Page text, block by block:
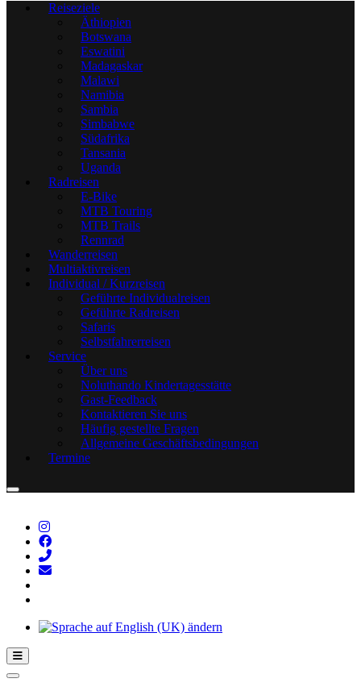
Reiseziele
Äthiopien
Botswana
Eswatini
Madagaskar
Malawi
Namibia
Sambia
Simbabwe
Südafrika
Tansania
Uganda
Radreisen
E-Bike
MTB Touring
MTB Trails
Rennrad
Wanderreisen
Multiaktivreisen
Individual / Kurzreisen
Geführte Individualreisen
Geführte Radreisen
Safaris
Selbstfahrerreisen
Service
Über uns
Noluthando Kindertagesstätte
Gast-Feedback
Kontaktieren Sie uns
Häufig gestellte Fragen
Allgemeine Geschäftsbedingungen
Termine
Hamburger Toggle-Menü